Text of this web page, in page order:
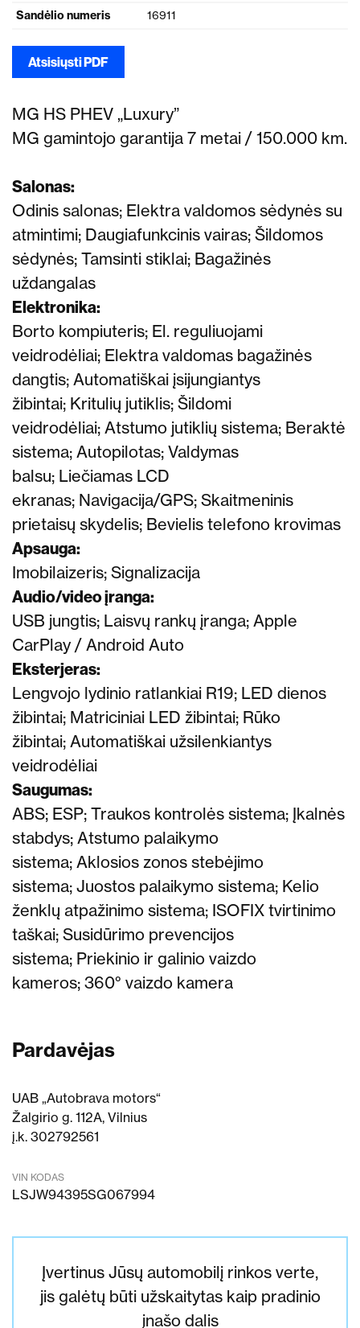
Sandėlio numeris
16911
Atsisiųsti PDF
MG HS PHEV „Luxury”
MG gamintojo garantija 7 metai / 150.000 km.
Salonas:
Odinis salonas; Elektra valdomos sėdynės su
atmintimi; Daugiafunkcinis vairas; Šildomos
sėdynės; Tamsinti stiklai; Bagažinės
uždangalas
Elektronika:
Borto kompiuteris; El. reguliuojami
veidrodėliai; Elektra valdomas bagažinės
dangtis; Automatiškai įsijungiantys
žibintai; Kritulių jutiklis; Šildomi
veidrodėliai; Atstumo jutiklių sistema; Beraktė
sistema; Autopilotas; Valdymas
balsu; Liečiamas LCD
ekranas; Navigacija/GPS; Skaitmeninis
prietaisų skydelis; Bevielis telefono krovimas
Apsauga:
Imobilaizeris; Signalizacija
Audio/video įranga:
USB jungtis; Laisvų rankų įranga; Apple
CarPlay / Android Auto
Eksterjeras:
Lengvojo lydinio ratlankiai R19; LED dienos
žibintai; Matriciniai LED žibintai; Rūko
žibintai; Automatiškai užsilenkiantys
veidrodėliai
Saugumas:
ABS; ESP; Traukos kontrolės sistema; Įkalnės
stabdys; Atstumo palaikymo
sistema; Aklosios zonos stebėjimo
sistema; Juostos palaikymo sistema; Kelio
ženklų atpažinimo sistema; ISOFIX tvirtinimo
taškai; Susidūrimo prevencijos
sistema; Priekinio ir galinio vaizdo
kameros; 360° vaizdo kamera
Pardavėjas
UAB „Autobrava motors“
Žalgirio g. 112A, Vilnius
į.k. 302792561
VIN KODAS
LSJW94395SG067994
Įvertinus Jūsų automobilį rinkos verte,
jis galėtų būti užskaitytas kaip pradinio
įnašo dalis